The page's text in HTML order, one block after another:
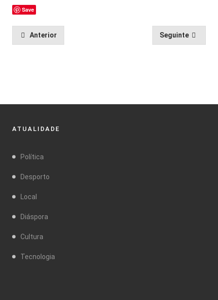
Save
Anterior Seguinte
ATUALIDADE
Política
Desporto
Local
Diáspora
Cultura
Tecnologia